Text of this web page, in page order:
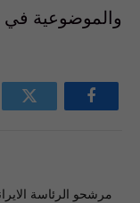
والموضوعية في
فيسبوك تويتر
مرشحو الرئاسة